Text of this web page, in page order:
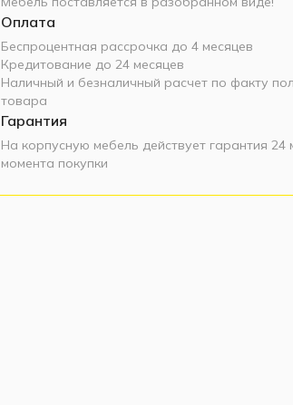
Оплата
Беспроцентная рассрочка до 4 месяцев
Кредитование до 24 месяцев
Наличный и безналичный расчет по факту
товара
Гарантия
На корпусную мебель действует гарантия 24
момента покупки